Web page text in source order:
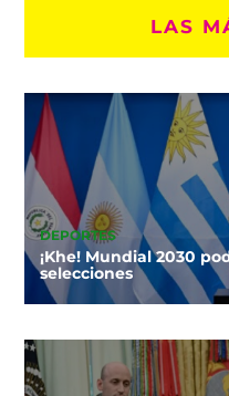
LAS
DEPORTES
¡Khe! Mundial 2030
selecciones